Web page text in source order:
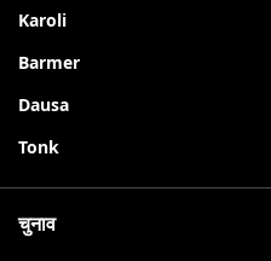
Karoli
Barmer
Dausa
Tonk
चुनाव